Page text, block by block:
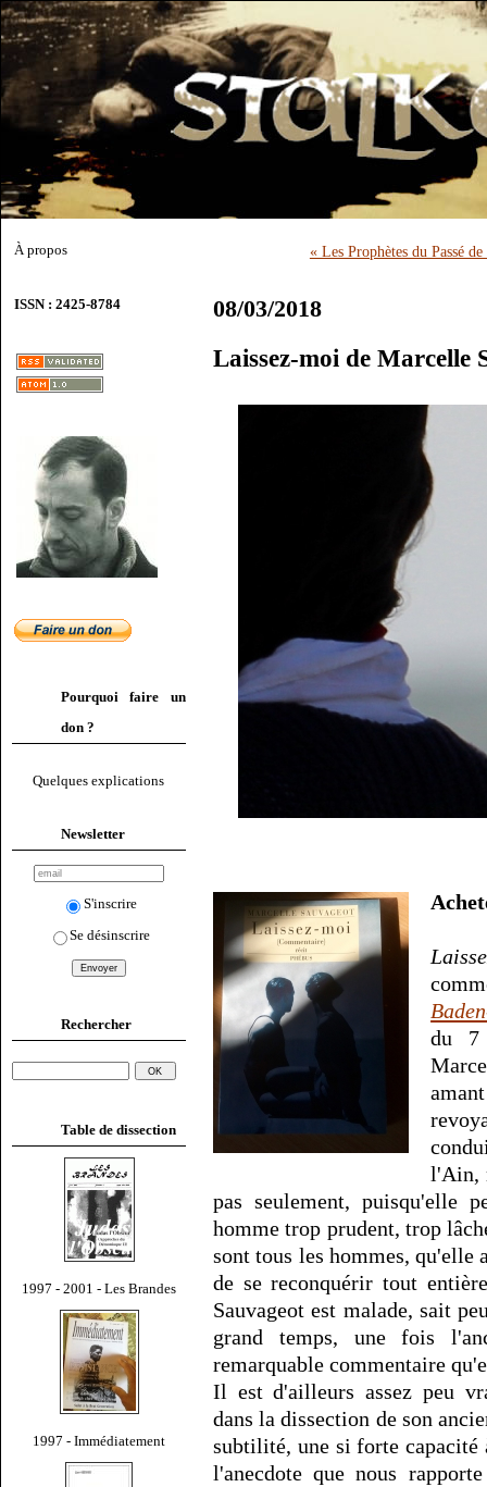
À propos
ISSN : 2425-8784
Pourquoi faire un
don ?
Quelques explications
Newsletter
S'inscrire
Se désinscrire
Rechercher
Table de dissection
1997 - 2001 - Les Brandes
1997 - Immédiatement
« Les Prophètes du Passé
08/03/2018
Laissez-moi de Marcelle
du 7
l'Ain,
pas seulement, puisqu'elle
homme trop prudent, trop
sont tous les hommes, qu'elle
de se reconquérir tout
Sauvageot est malade, sait
grand temps, une fois
remarquable commentaire
Il est d'ailleurs assez peu
dans la dissection de son
subtilité, une si forte
l'anecdote que nous